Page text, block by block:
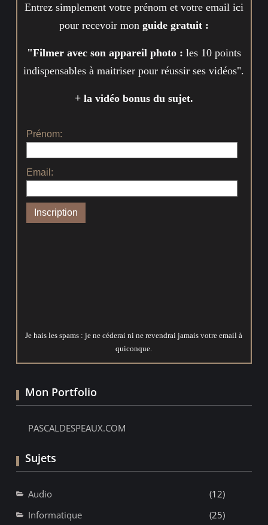
Entrez simplement votre prénom et votre email ici
pour recevoir mon guide gratuit :
"Filmer avec son appareil photo : les 10 points
indispensables à maitriser pour réussir ses vidéos".
+ la vidéo bonus du sujet.
Prénom:
Email:
Je hais les spams : je ne céderai ni ne revendrai jamais votre email à
quiconque.
Mon Portfolio
PASCALDESPEAUX.COM
Sujets
Audio
(12)
Informatique
(25)